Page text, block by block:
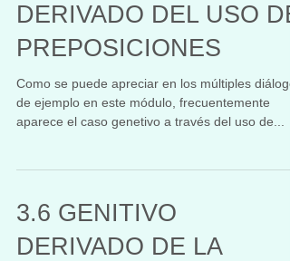
DERIVADO DEL USO DE
PREPOSICIONES
Como se puede apreciar en los múltiples
de ejemplo en este módulo, frecuentemente
aparece el caso genetivo a través del uso de...
3.6 GENITIVO
DERIVADO DE LA